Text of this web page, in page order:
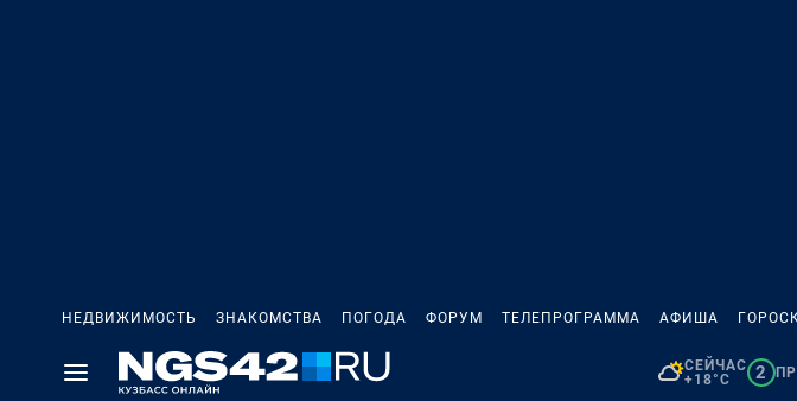
НЕДВИЖИМОСТЬ ЗНАКОМСТВА ПОГОДА ФОРУМ ТЕЛЕПРОГРАММА АФИША
СЕЙЧАС
+18°C
2